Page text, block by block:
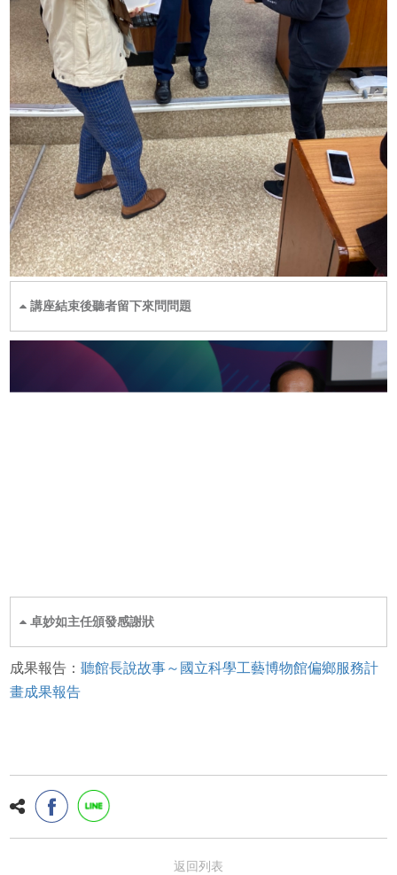
講座結束後聽者留下來問問題
卓妙如主任頒發感謝狀
成果報告：聽館長說故事～國立科學工藝博物館偏鄉服務計
畫成果報告
返回列表